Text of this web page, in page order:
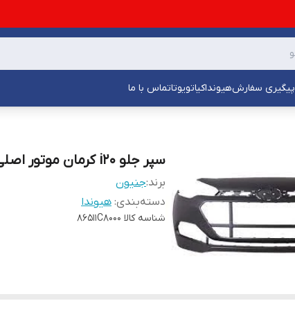
پیگیری سفارشهیونداکیاتویوتاتماس با ما
سپر جلو i20 کرمان موتور اصلی (جنیون)
برند:جنیون
دسته‌بندی: هیوندا
شناسه کالا 86511C8000